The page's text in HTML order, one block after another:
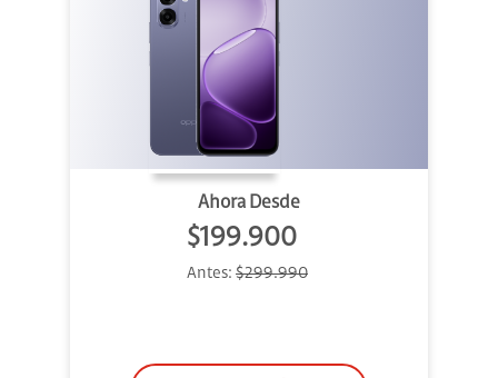
Ahora Desde
$199.900
Antes: $299.990